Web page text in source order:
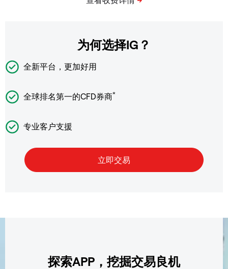
为何选择IG？
全新平台，更加好用
全球排名第一的CFD券商*
专业客户支援
探索APP，挖掘交易良机